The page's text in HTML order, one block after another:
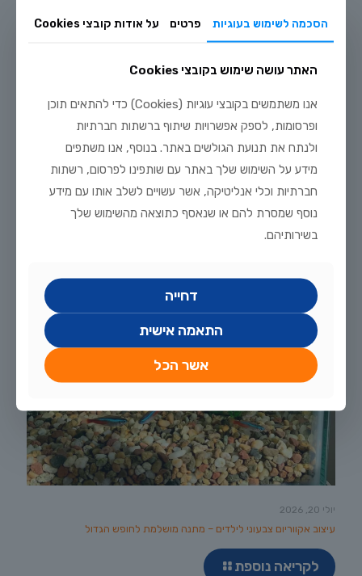
מדריך טיפוח דגי זהב וקוי בבריכת נוי: תנאים, תזונה ומניעת מחלות
לקריאה נוספת
יולי 20, 2026
עיצוב אקווריום צבעוני לילדים – מתנה מושלמת לחופש הגדול
לקריאה נוספת
הסכמה לשימוש בעוגיות פרטים על אודות קובצי Cookies
האתר עושה שימוש בקובצי Cookies
אנו משתמשים בקובצי עוגיות (Cookies) כדי להתאים תוכן
ופרסומות, לספק אפשרויות שיתוף ברשתות חברתיות
ולנתח את תנועת הגולשים באתר. בנוסף, אנו משתפים
מידע על השימוש שלך באתר עם שותפינו לפרסום, רשתות
חברתיות וכלי אנליטיקה, אשר עשויים לשלב אותו עם מידע
נוסף שמסרת להם או שנאסף כתוצאה מהשימוש שלך
בשירותיהם.
דחייה
התאמה אישית
אשר הכל